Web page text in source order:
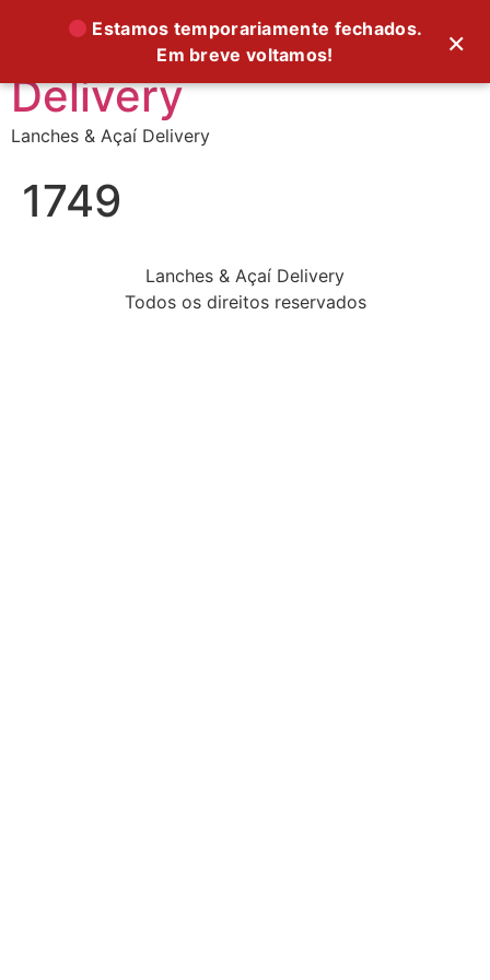
Supreme Foods
Delivery
Lanches & Açaí Delivery
1749
Lanches & Açaí Delivery
Todos os direitos reservados
×
Estamos temporariamente fechados.
Em breve voltamos!